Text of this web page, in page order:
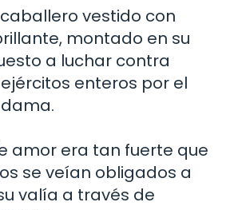
vestido con
montado en su
a luchar contra
enteros por el
amor era tan fuerte que
se veían obligados a
valía a través de